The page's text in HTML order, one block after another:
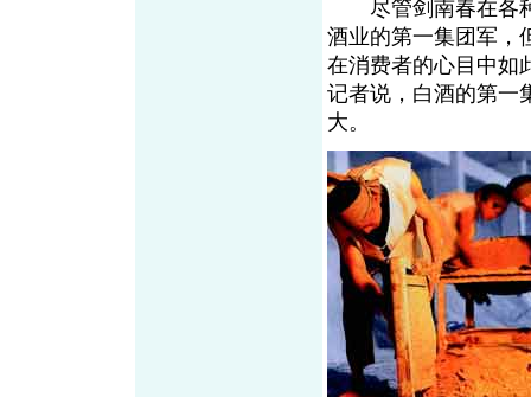
尽管剑南春在各种
酒业的第一集团军，
在消费者的心目中如
记者说，白酒的第一
大。